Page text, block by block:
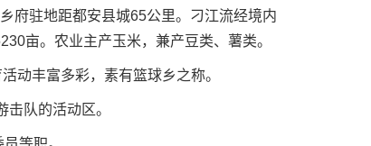
驻地距都安县城65公里。刁江流经境内
亩。农业主产玉米，兼产豆类、薯类。
丰富多彩，素有篮球乡之称。
队的活动区。